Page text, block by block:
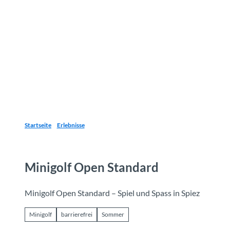
Startseite Erlebnisse
Minigolf Open Standard
Minigolf Open Standard – Spiel und Spass in Spiez
Minigolf barrierefrei Sommer